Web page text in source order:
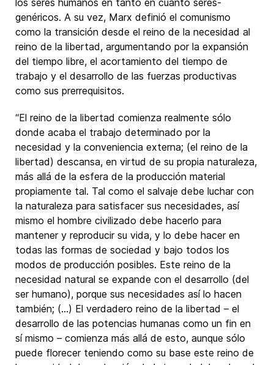
los seres humanos en tanto en cuanto seres-
genéricos. A su vez, Marx definió el comunismo
como la transición desde el reino de la necesidad al
reino de la libertad, argumentando por la expansión
del tiempo libre, el acortamiento del tiempo de
trabajo y el desarrollo de las fuerzas productivas
como sus prerrequisitos.
“El reino de la libertad comienza realmente sólo
donde acaba el trabajo determinado por la
necesidad y la conveniencia externa; (el reino de la
libertad) descansa, en virtud de su propia naturaleza,
más allá de la esfera de la producción material
propiamente tal. Tal como el salvaje debe luchar con
la naturaleza para satisfacer sus necesidades, así
mismo el hombre civilizado debe hacerlo para
mantener y reproducir su vida, y lo debe hacer en
todas las formas de sociedad y bajo todos los
modos de producción posibles. Este reino de la
necesidad natural se expande con el desarrollo (del
ser humano), porque sus necesidades así lo hacen
también; (…) El verdadero reino de la libertad – el
desarrollo de las potencias humanas como un fin en
sí mismo – comienza más allá de esto, aunque sólo
puede florecer teniendo como su base este reino de